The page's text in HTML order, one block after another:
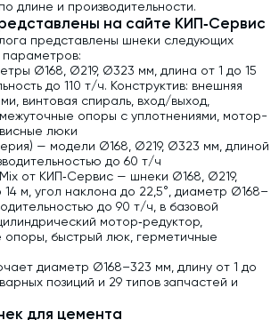
длине и производительности.
на сайте КИП‑Сервис
представлены шнеки следующих
параметров:
Ø168, Ø219, Ø323 мм, длина от 1 до 15
до 110 т/ч. Конструктив: внешняя
винтовая спираль, вход/выход,
опоры с уплотнениями, мотор-
люки
— модели Ø168, Ø219, Ø323 мм, длиной
до 60 т/ч
от КИП‑Сервис — шнеки Ø168, Ø219,
м, угол наклона до 22,5°, диаметр Ø168–
до 90 т/ч, в базовой
мотор‑редуктор,
опоры, быстрый люк, герметичные
диаметр Ø168–323 мм, длину от 1 до
позиций и 29 типов запчастей и
для цемента